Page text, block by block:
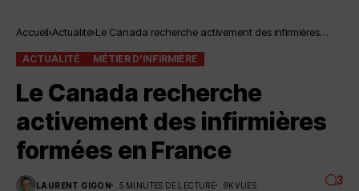
Accueil Actualité Le Canada recherche activement des infirmières
ACTUALITÉ MÉTIER D'INFIRMIÈRE
Le Canada recherche
activement des infirmières
formées en France
LAURENT GIGON 5 MINUTES DE LECTURE 9K VUES 3